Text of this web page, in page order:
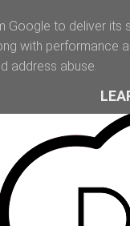
Google to deliver its
with performance
address abuse.